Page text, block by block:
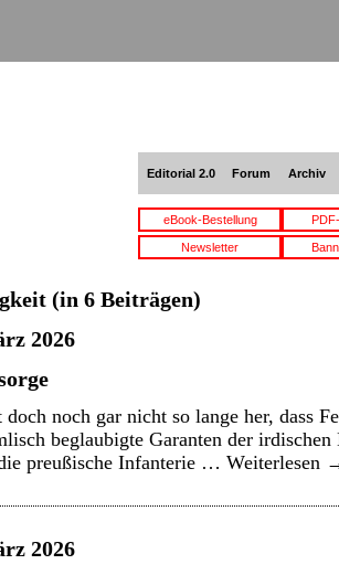
Editorial 2.0 Forum Archiv
eBook-Bestellung
Newsletter
(in 6 Beiträgen)
2026
noch gar nicht so lange her, dass
beglaubigte Garanten der
preußische Infanterie … Weiterlesen
2026